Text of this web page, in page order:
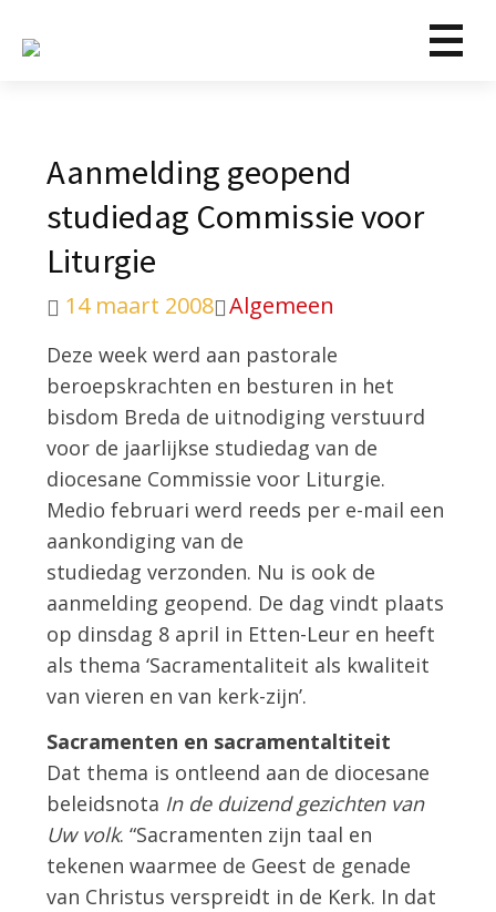
Aanmelding geopend
studiedag Commissie voor
Liturgie
14 maart 2008 Algemeen
Deze week werd aan pastorale
beroepskrachten en besturen in het
bisdom Breda de uitnodiging verstuurd
voor de jaarlijkse studiedag van de
diocesane Commissie voor Liturgie.
Medio februari werd reeds per e-mail een
aankondiging van de
studiedag verzonden. Nu is ook de
aanmelding geopend. De dag vindt plaats
op dinsdag 8 april in Etten-Leur en heeft
als thema ‘Sacramentaliteit als kwaliteit
van vieren en van kerk-zijn’.
Sacramenten en sacramentaltiteit
Dat thema is ontleend aan de diocesane
beleidsnota In de duizend gezichten van
Uw volk. “Sacramenten zijn taal en
tekenen waarmee de Geest de genade
van Christus verspreidt in de Kerk. In dat